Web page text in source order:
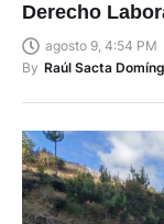
Derecho
agosto 9, 4:54 PM
By Raúl Sacta